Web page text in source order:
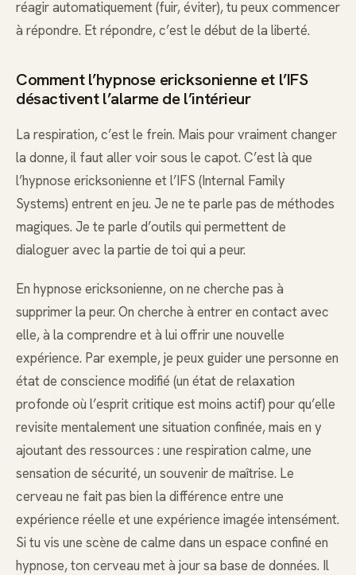
réagir automatiquement (fuir, éviter), tu peux commencer
à répondre. Et répondre, c’est le début de la liberté.
Comment l’hypnose ericksonienne et l’IFS
désactivent l’alarme de l’intérieur
La respiration, c’est le frein. Mais pour vraiment changer
la donne, il faut aller voir sous le capot. C’est là que
l’hypnose ericksonienne et l’IFS (Internal Family
Systems) entrent en jeu. Je ne te parle pas de méthodes
magiques. Je te parle d’outils qui permettent de
dialoguer avec la partie de toi qui a peur.
En hypnose ericksonienne, on ne cherche pas à
supprimer la peur. On cherche à entrer en contact avec
elle, à la comprendre et à lui offrir une nouvelle
expérience. Par exemple, je peux guider une personne en
état de conscience modifié (un état de relaxation
profonde où l’esprit critique est moins actif) pour qu’elle
revisite mentalement une situation confinée, mais en y
ajoutant des ressources : une respiration calme, une
sensation de sécurité, un souvenir de maîtrise. Le
cerveau ne fait pas bien la différence entre une
expérience réelle et une expérience imagée intensément.
Si tu vis une scène de calme dans un espace confiné en
hypnose, ton cerveau met à jour sa base de données. Il